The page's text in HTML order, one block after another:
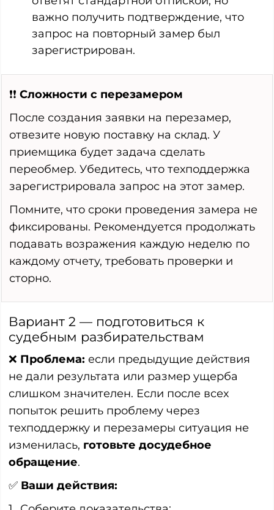
важно получить подтверждение, что
запрос на повторный замер был
зарегистрирован.
❗❗ Сложности с перезамером
После создания заявки на перезамер,
отвезите новую поставку на склад. У
приемщика будет задача сделать
переобмер. Убедитесь, что техподдержка
зарегистрировала запрос на этот замер.
Помните, что сроки проведения замера не
фиксированы. Рекомендуется продолжать
подавать возражения каждую неделю по
каждому отчету, требовать проверки и
сторно.
Вариант 2 — подготовиться к
судебным разбирательствам
❌ Проблема: если предыдущие действия
не дали результата или размер ущерба
слишком значителен. Если после всех
попыток решить проблему через
техподдержку и перезамеры ситуация не
изменилась, готовьте досудебное
обращение.
✅ Ваши действия: